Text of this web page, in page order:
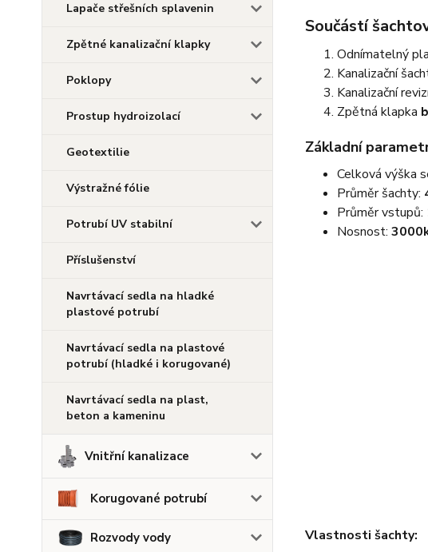
Lapače střešních splavenin
Zpětné kanalizační klapky
Poklopy
Prostup hydroizolací
Geotextilie
Výstražné fólie
Potrubí UV stabilní
Příslušenství
Navrtávací sedla na hladké
plastové potrubí
Navrtávací sedla na plastové
potrubí (hladké i korugované)
Navrtávací sedla na plast,
beton a kameninu
Vnitřní kanalizace
Korugované potrubí
Rozvody vody
Součástí
Odnímatelný
Kanalizační
Kanalizační
Zpětná klapka
Základní
Celková výška
Průměr šachty:
Průměr vstupů:
Nosnost:
Vlastnosti šachty: